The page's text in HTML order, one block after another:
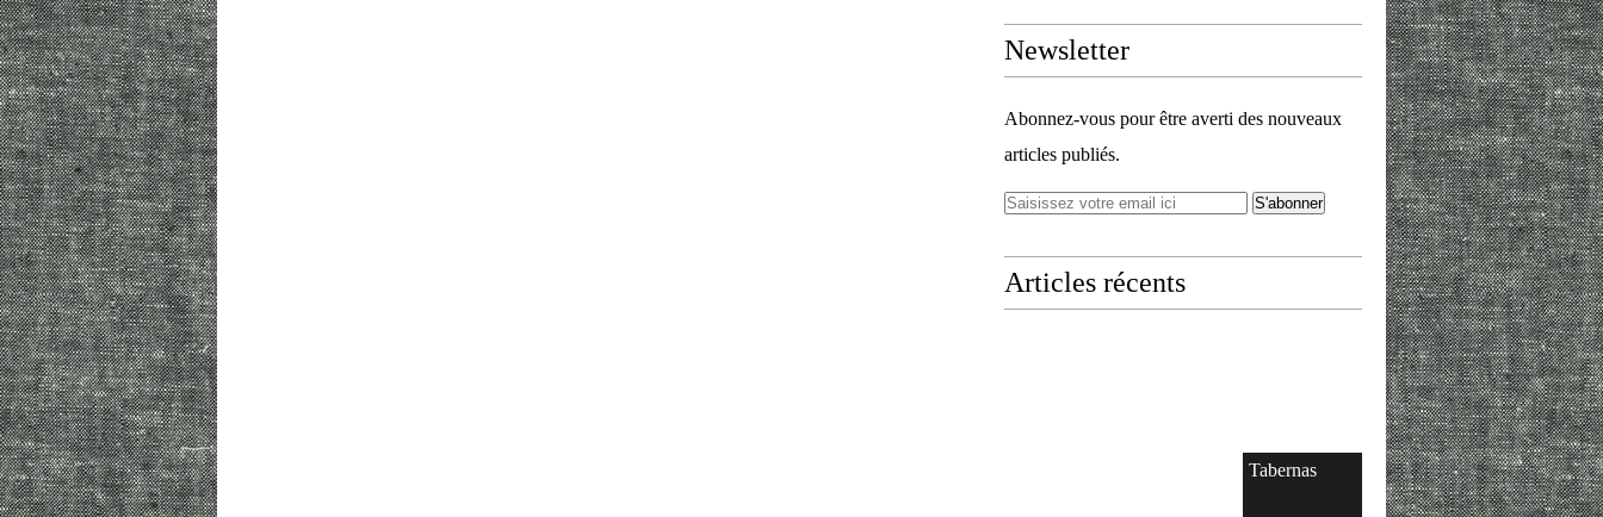
Newsletter
Abonnez-vous pour être averti des nouveaux
articles publiés.
Articles récents
Tabernas